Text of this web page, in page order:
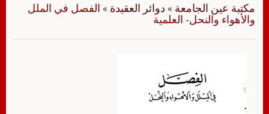
مكتبة عين الجامعة » دوائر العقيدة » الفصل في الملل
والأهواء والنحل- العلمية